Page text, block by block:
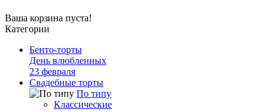
Ваша корзина пуста!
Категории
Бенто-торты
День влюбленных
23 февраля
Свадебные торты
По типу
Классические